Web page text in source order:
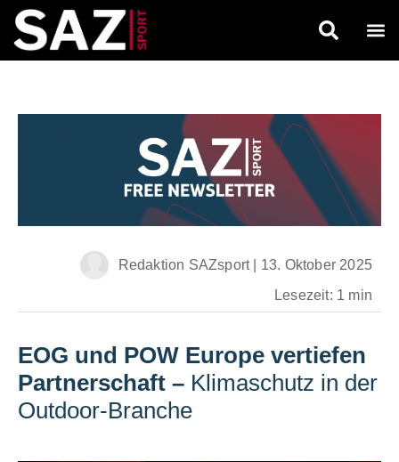
Redaktion SAZsport
13. Oktober 2025
Lesezeit: 1 min
EOG und POW Europe vertiefen
Partnerschaft – Klimaschutz in der
Outdoor-Branche